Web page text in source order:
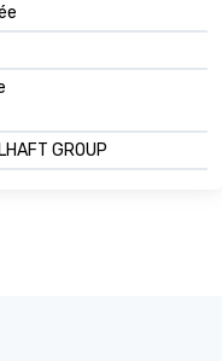
GROUP